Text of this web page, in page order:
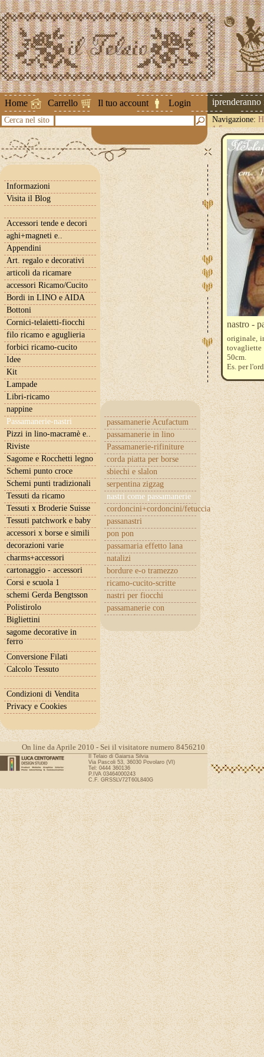
Home Carrello Il tuo account Login
Attenzione ! Le spedizioni riprenderanno il
Cerca nel sito Navigazione:
1,5
Informazioni
Visita il Blog
Accessori tende e decori
aghi+magneti e..
Appendini
Art. regalo e decorativi
articoli da ricamare
accessori Ricamo/Cucito
Bordi in LINO e AIDA
Bottoni
Cornici-telaietti-fiocchi
filo ricamo e aguglieria
forbici ricamo-cucito
Idee
Kit
Lampade
Libri-ricamo
nappine
Passamanerie-nastri
passamanerie Acufactum
passamanerie in lino
Passamanerie-rifiniture
corda piatta per borse
sbiechi e slalon
serpentina zigzag
nastri come passamanerie
cordoncini+cordoncini/fetuccia
passanastri
pon pon
passamaria effetto lana
natalizi
bordure e-o tramezzo
ricamo-cucito-scritte
nastri per fiocchi
passamanerie con
cuoricini
Pizzi in lino-macramè e..
Riviste
Sagome e Rocchetti legno
Schemi punto croce
Schemi punti tradizionali
Tessuti da ricamo
Tessuti x Broderie Suisse
Tessuti patchwork e baby
accessori x borse e simili
decorazioni varie
charms+accessori
cartonaggio - accessori
Corsi e scuola 1
schemi Gerda Bengtsson
Polistirolo
Bigliettini
sagome decorative in
ferro
Conversione Filati
Calcolo Tessuto
Condizioni di Vendita
Privacy e Cookies
nastro -
originale,
tovagliette
50cm.
Es. per
On line da Aprile 2010 - Sei il visitatore numero 8456210
Il Telaio di Gaiarsa Silvia
Via Pascoli 53, 36030 Povolaro (VI)
Tel: 0444 360136
P.IVA 03464000243
C.F. GRSSLV72T60L840G